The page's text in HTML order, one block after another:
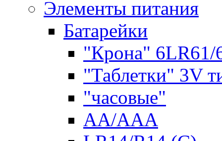
Элементы питания
Батарейки
"Крона" 6LR61/
"Таблетки" 3V
"часовые"
AA/AAA